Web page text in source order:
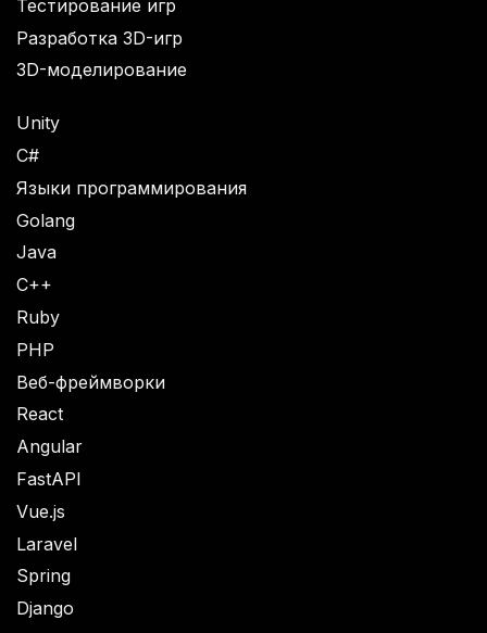
Тестирование игр
Разработка 3D-игр
3D-моделирование
Unity
C#
Языки программирования
Golang
Java
C++
Ruby
PHP
Веб-фреймворки
React
Angular
FastAPI
Vue.js
Laravel
Spring
Django